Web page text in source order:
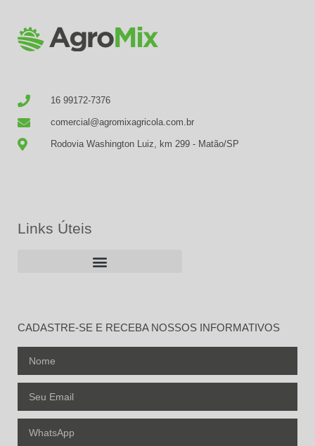
16 99172-7376
comercial@agromixagricola.com.br
Rodovia Washington Luiz, km 299 - Matão/SP
Links Úteis
CADASTRE-SE E RECEBA NOSSOS INFORMATIVOS